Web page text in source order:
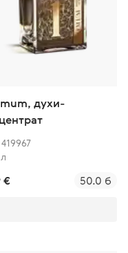
духи-
€ 50.0 б